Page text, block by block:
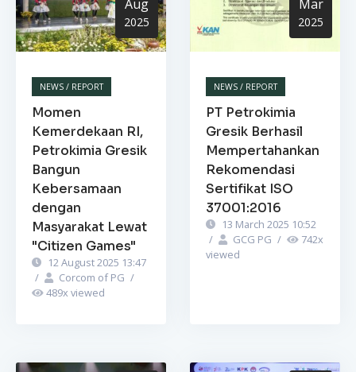
Aug
2025
NEWS / REPORT
Momen
Kemerdekaan RI,
Petrokimia Gresik
Bangun
Kebersamaan
dengan
Masyarakat Lewat
"Citizen Games"
12 August 2025 13:47
/
Corcom of PG /
489x viewed
Mar
2025
NEWS / REPORT
PT Petrokimia
Gresik Berhasil
Mempertahankan
Rekomendasi
Sertifikat ISO
37001:2016
13 March 2025 10:52
/
GCG PG / 742x
viewed